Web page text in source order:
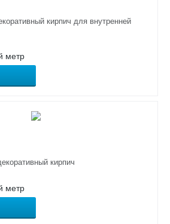
кирпич для внутренней
метр
кирпич
метр